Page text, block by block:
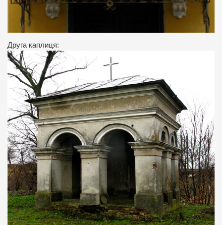
Друга каплиця: